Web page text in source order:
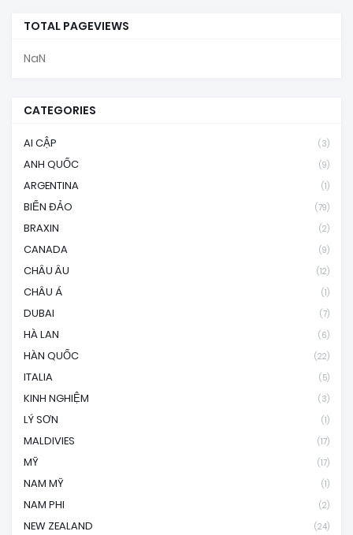
TOTAL PAGEVIEWS
NaN
CATEGORIES
AI CẬP (3)
ANH QUỐC (9)
ARGENTINA (1)
BIỂN ĐẢO (79)
BRAXIN (2)
CANADA (9)
CHÂU ÂU (12)
CHÂU Á (1)
DUBAI (7)
HÀ LAN (6)
HÀN QUỐC (22)
ITALIA (5)
KINH NGHIỆM (3)
LÝ SƠN (1)
MALDIVIES (17)
MỸ (17)
NAM MỸ (1)
NAM PHI (2)
NEW ZEALAND (24)